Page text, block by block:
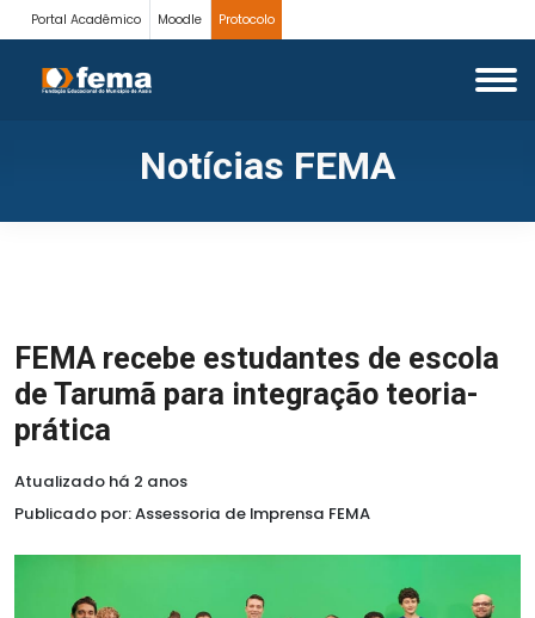
Portal Acadêmico Moodle Protocolo
Notícias FEMA
FEMA recebe estudantes de escola
de Tarumã para integração teoria-
prática
Atualizado há 2 anos
Publicado por: Assessoria de Imprensa FEMA